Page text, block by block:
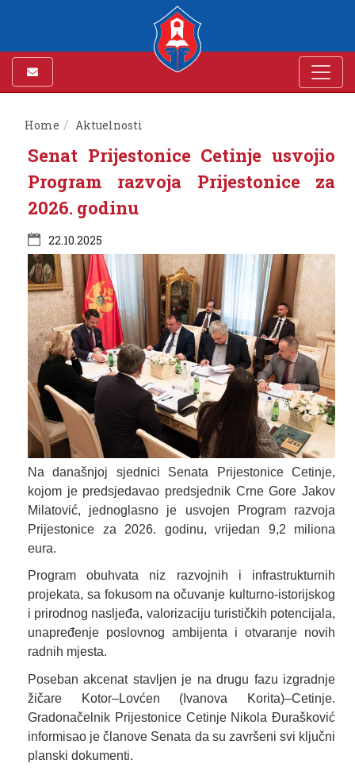
Home Aktuelnosti
Senat Prijestonice Cetinje usvojio
Program razvoja Prijestonice za
2026. godinu
22.10.2025
Na današnjoj sjednici Senata Prijestonice Cetinje,
kojom je predsjedavao predsjednik Crne Gore Jakov
Milatović, jednoglasno je usvojen Program razvoja
Prijestonice za 2026. godinu, vrijedan 9,2 miliona
eura.
Program obuhvata niz razvojnih i infrastrukturnih
projekata, sa fokusom na očuvanje kulturno-istorijskog
i prirodnog nasljeđa, valorizaciju turističkih potencijala,
unapređenje poslovnog ambijenta i otvaranje novih
radnih mjesta.
Poseban akcenat stavljen je na drugu fazu izgradnje
žičare Kotor–Lovćen (Ivanova Korita)–Cetinje.
Gradonačelnik Prijestonice Cetinje Nikola Đurašković
informisao je članove Senata da su završeni svi ključni
planski dokumenti.